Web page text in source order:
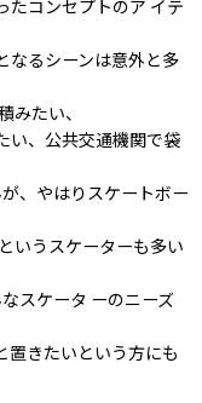
たコンセプトのア イテ
なるシーンは意外と多
みたい、
い、公共交通機関で袋
、やはりスケートボー
いうスケーターも多い
スケータ ーのニーズ
置きたいという方にも